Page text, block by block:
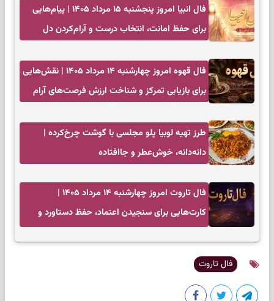
فال انبیا امروز پنجشنبه ۱۵ مرداد ۱۴۰۵ | پیام‌هایی
برای حفظ امانت، انتخاب درست و آرام‌کردن دل
فال قهوه امروز چهارشنبه ۱۴ مرداد ۱۴۰۵ | نقش‌هایی
برای بازیابی تمرکز و شناخت ارزش فرصت‌های آرام
طرز تهیه لوبیا پلو مجلسی با گوشت چرخ‌کرده |
دانه‌دانه، خوش‌عطر و جاافتاده
فال تاروت امروز چهارشنبه ۱۴ مرداد ۱۴۰۵ |
کارت‌هایی برای سنجیدن اعتماد، حفظ دستاورد و
فال تاروت